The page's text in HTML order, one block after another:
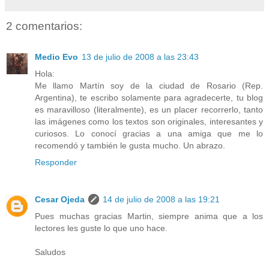
2 comentarios:
Medio Evo 13 de julio de 2008 a las 23:43
Hola:
Me llamo Martín soy de la ciudad de Rosario (Rep.
Argentina), te escribo solamente para agradecerte, tu blog
es maravilloso (literalmente), es un placer recorrerlo, tanto
las imágenes como los textos son originales, interesantes y
curiosos. Lo conocí gracias a una amiga que me lo
recomendó y también le gusta mucho. Un abrazo.
Responder
Cesar Ojeda
14 de julio de 2008 a las 19:21
Pues muchas gracias Martin, siempre anima que a los
lectores les guste lo que uno hace.
Saludos